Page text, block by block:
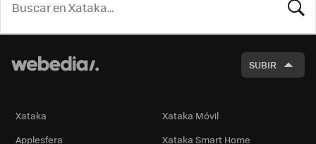
SUBIR
Xataka
Xataka Móvil
Applesfera
Xataka Smart Home